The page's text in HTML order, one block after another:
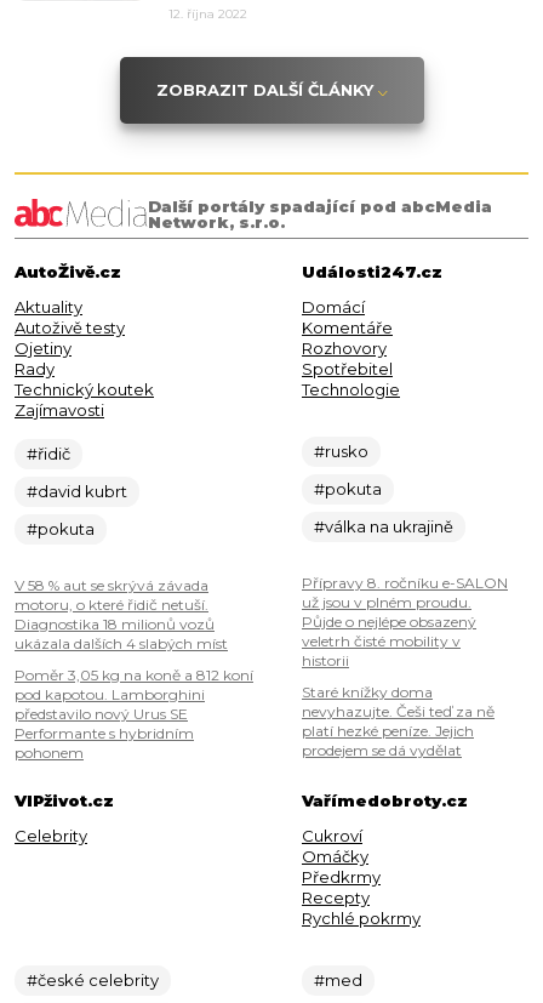
12. října 2022
ZOBRAZIT DALŠÍ ČLÁNKY
Další portály spadající pod abcMedia
Network, s.r.o.
AutoŽivě.cz
Aktuality
Autoživě testy
Ojetiny
Rady
Technický koutek
Zajímavosti
#řidič
#david kubrt
#pokuta
V 58 % aut se skrývá závada
motoru, o které řidič netuší.
Diagnostika 18 milionů vozů
ukázala dalších 4 slabých míst
Poměr 3,05 kg na koně a 812 koní
pod kapotou. Lamborghini
představilo nový Urus SE
Performante s hybridním
pohonem
Události247.cz
Domácí
Komentáře
Rozhovory
Spotřebitel
Technologie
#rusko
#pokuta
#válka na ukrajině
Přípravy 8. ročníku e-SALON
už jsou v plném proudu.
Půjde o nejlépe obsazený
veletrh čisté mobility v
historii
Staré knížky doma
nevyhazujte. Češi teď za ně
platí hezké peníze. Jejich
prodejem se dá vydělat
VIPživot.cz
Celebrity
#české celebrity
Vařímedobroty.cz
Cukroví
Omáčky
Předkrmy
Recepty
Rychlé pokrmy
#med